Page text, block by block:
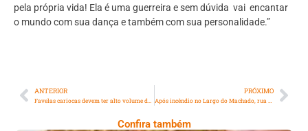
pela própria vida! Ela é uma guerreira e sem dúvida vai encantar
o mundo com sua dança e também com sua personalidade.”
ANTERIOR PRÓXIMO
Confira também